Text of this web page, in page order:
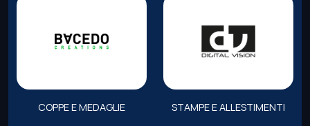
COPPE E MEDAGLIE STAMPE E ALLESTIMENTI